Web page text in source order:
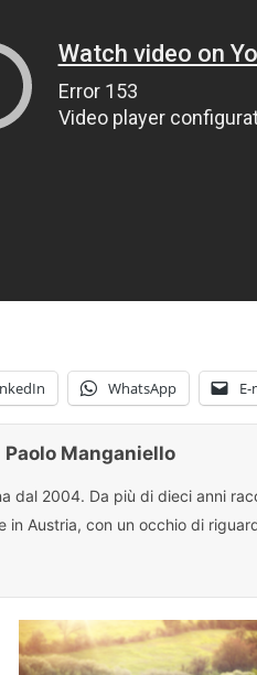
WhatsApp
Paolo Manganiello
dal 2004. Da più di dieci anni
in Austria, con un occhio di